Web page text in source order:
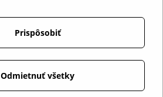
Prispôsobiť
Odmietnuť všetky